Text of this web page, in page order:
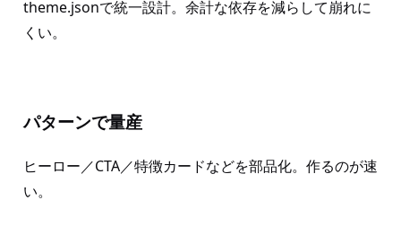
theme.jsonで統一設計。余計な依存を減らして崩れに
くい。
パターンで量産
ヒーロー／CTA／特徴カードなどを部品化。作るのが速
い。